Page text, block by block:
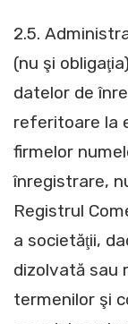
2.5.
(nu şi
datelor de
referitoare la
firmelor
înregistrare,
Registrul
a societăţii,
dizolvată sau
termenilor şi